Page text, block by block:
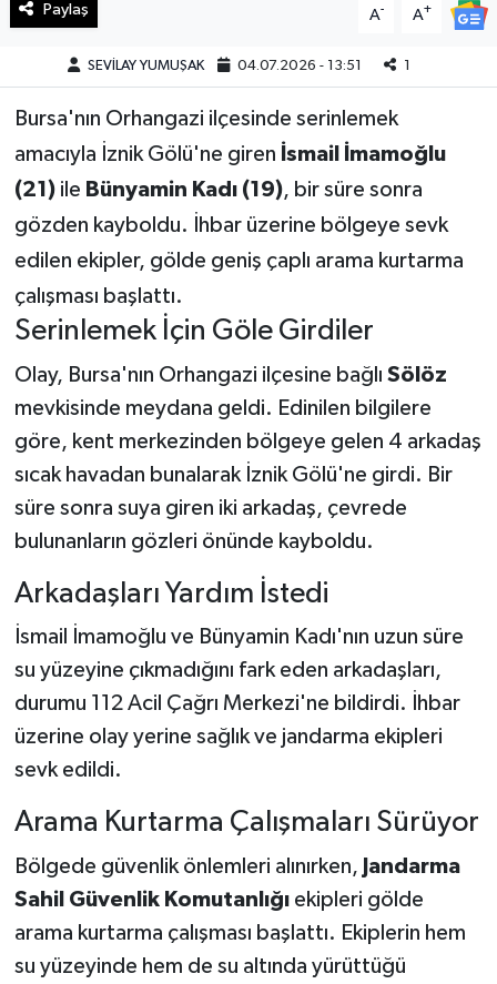
Paylaş A- A+
SEVİLAY YUMUŞAK 04.07.2026 - 13:51 1
Bursa'nın Orhangazi ilçesinde serinlemek
amacıyla İznik Gölü'ne giren İsmail İmamoğlu
(21)ile Bünyamin Kadı (19), bir süre sonra
gözden kayboldu. İhbar üzerine bölgeye sevk
edilen ekipler, gölde geniş çaplı arama kurtarma
çalışması başlattı.
Serinlemek İçin Göle Girdiler
Olay, Bursa'nın Orhangazi ilçesine bağlı Sölöz
mevkisinde meydana geldi. Edinilen bilgilere
göre, kent merkezinden bölgeye gelen 4 arkadaş
sıcak havadan bunalarak İznik Gölü'ne girdi. Bir
süre sonra suya giren iki arkadaş, çevrede
bulunanların gözleri önünde kayboldu.
Arkadaşları Yardım İstedi
İsmail İmamoğlu ve Bünyamin Kadı'nın uzun süre
su yüzeyine çıkmadığını fark eden arkadaşları,
durumu 112 Acil Çağrı Merkezi'ne bildirdi. İhbar
üzerine olay yerine sağlık ve jandarma ekipleri
sevk edildi.
Arama Kurtarma Çalışmaları Sürüyor
Bölgede güvenlik önlemleri alınırken, Jandarma
Sahil Güvenlik Komutanlığıekipleri gölde
arama kurtarma çalışması başlattı. Ekiplerin hem
su yüzeyinde hem de su altında yürüttüğü
Spor
SürManşet
Teknoloji
Yaşam
KAHRAMANMARAŞ